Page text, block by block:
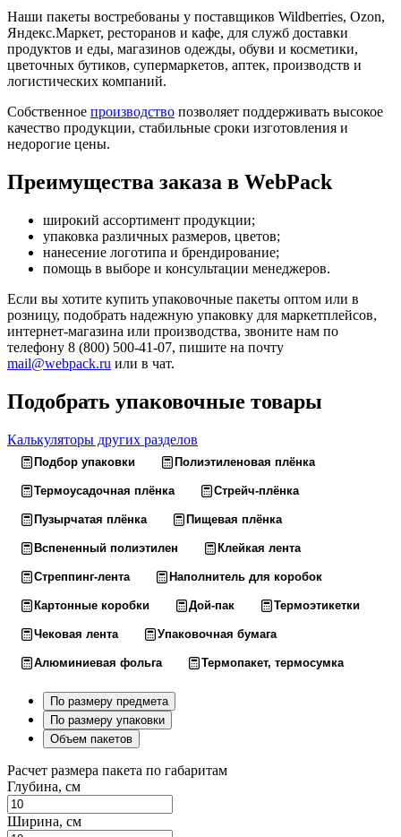
Наши пакеты востребованы у поставщиков Wildberries, Ozon,
Яндекс.Маркет, ресторанов и кафе, для служб доставки
продуктов и еды, магазинов одежды, обуви и косметики,
цветочных бутиков, супермаркетов, аптек, производств и
логистических компаний.
Собственное производство позволяет поддерживать высокое
качество продукции, стабильные сроки изготовления и
недорогие цены.
Преимущества заказа в WebPack
широкий ассортимент продукции;
упаковка различных размеров, цветов;
нанесение логотипа и брендирование;
помощь в выборе и консультации менеджеров.
Если вы хотите купить упаковочные пакеты оптом или в
розницу, подобрать надежную упаковку для маркетплейсов,
интернет-магазина или производства, звоните нам по
телефону 8 (800) 500-41-07, пишите на почту
mail@webpack.ru или в чат.
Подобрать упаковочные товары
Калькуляторы других разделов
Подбор упаковки Полиэтиленовая плёнка
Термоусадочная плёнка Стрейч-плёнка
Пузырчатая плёнка Пищевая плёнка
Вспененный полиэтилен Клейкая лента
Стреппинг-лента Наполнитель для коробок
Картонные коробки Дой-пак Термоэтикетки
Чековая лента Упаковочная бумага
Алюминиевая фольга Термопакет, термосумка
По размеру предмета
По размеру упаковки
Объем пакетов
Расчет размера пакета по габаритам
Глубина, см
Ширина, см